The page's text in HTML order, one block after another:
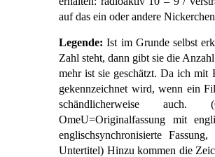
auf das ein oder andere
Legende: Ist im Grunde selbst
Zahl steht, dann gibt sie die
mehr ist sie geschätzt. Da ich mit
gekennzeichnet wird, wenn ein
schändlicherweise auch.
OmeU=Originalfassung mit
englischsynchronisierte
Untertitel) Hinzu kommen die